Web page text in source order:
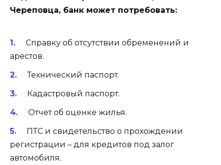
Череповца, банк может потребовать:
Справку об отсутствии обременений и
арестов.
Технический паспорт.
Кадастровый паспорт.
Отчет об оценке жилья.
ПТС и свидетельство о прохождении
регистрации – для кредитов под залог
автомобиля.